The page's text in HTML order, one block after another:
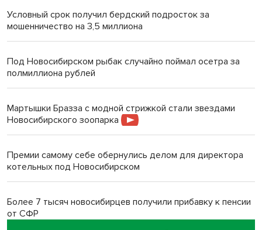
Условный срок получил бердский подросток за
мошенничество на 3,5 миллиона
Под Новосибирском рыбак случайно поймал осетра за
полмиллиона рублей
Мартышки Бразза с модной стрижкой стали звездами
Новосибирского зоопарка
Премии самому себе обернулись делом для директора
котельных под Новосибирском
Более 7 тысяч новосибирцев получили прибавку к пенсии
от СФР